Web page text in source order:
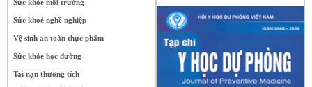
Sức khỏe môi trường
Sức khoẻ nghề nghiệp
Vệ sinh an toàn thực phẩm
Sức khỏe học đường
Tai nạn thương tích